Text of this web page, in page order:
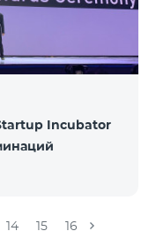
Incubator
14 15 16